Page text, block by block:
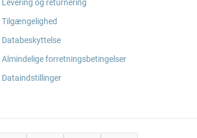
Levering og returnering
Tilgængelighed
Databeskyttelse
Almindelige forretningsbetingelser
Dataindstillinger